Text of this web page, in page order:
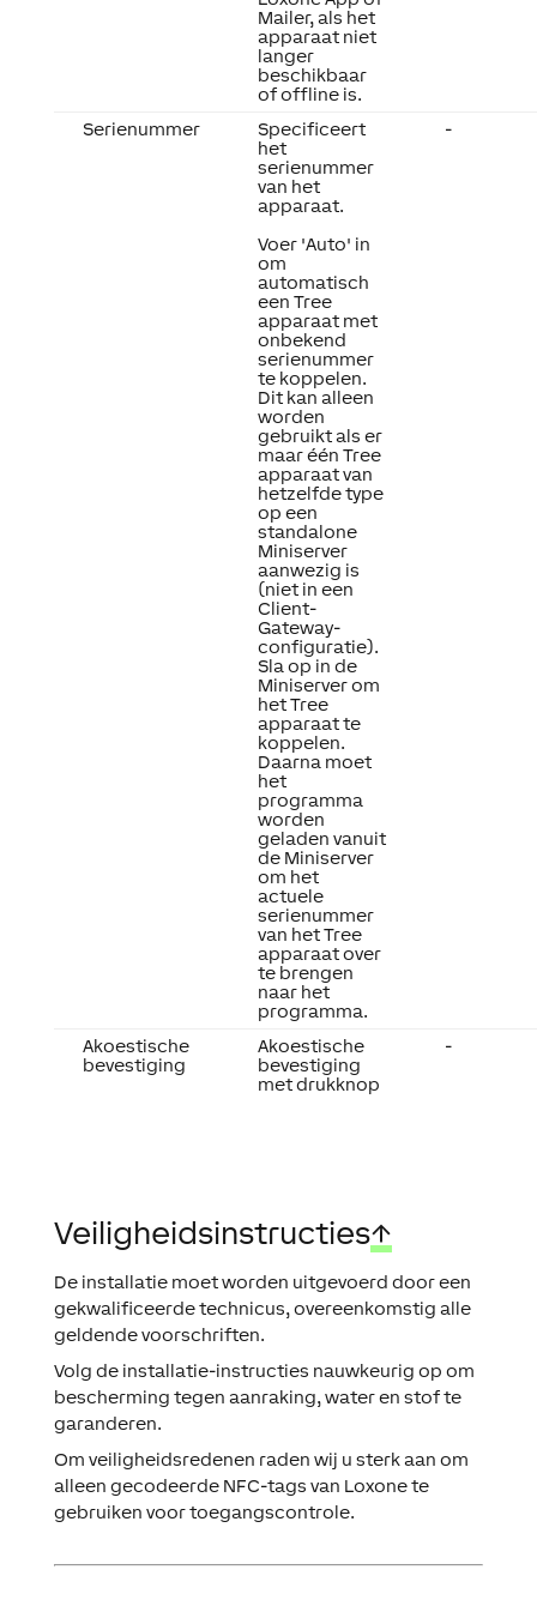
Mailer, als het
apparaat niet
langer
beschikbaar
of offline is.
Serienummer
Specificeert
het
serienummer
van het
apparaat.
Voer 'Auto' in
om
automatisch
een Tree
apparaat met
onbekend
serienummer
te koppelen.
Dit kan alleen
worden
gebruikt als er
maar één Tree
apparaat van
hetzelfde type
op een
standalone
Miniserver
aanwezig is
(niet in een
Client-
Gateway-
configuratie).
Sla op in de
Miniserver om
het Tree
apparaat te
koppelen.
Daarna moet
het
programma
worden
geladen vanuit
de Miniserver
om het
actuele
serienummer
van het Tree
apparaat over
te brengen
naar het
programma.
-
Akoestische
bevestiging
Akoestische
bevestiging
met drukknop
-
Veiligheidsinstructies↑
De installatie moet worden uitgevoerd door een
gekwalificeerde technicus, overeenkomstig alle
geldende voorschriften.
Volg de installatie-instructies nauwkeurig op om
bescherming tegen aanraking, water en stof te
garanderen.
Om veiligheidsredenen raden wij u sterk aan om
alleen gecodeerde NFC-tags van Loxone te
gebruiken voor toegangscontrole.